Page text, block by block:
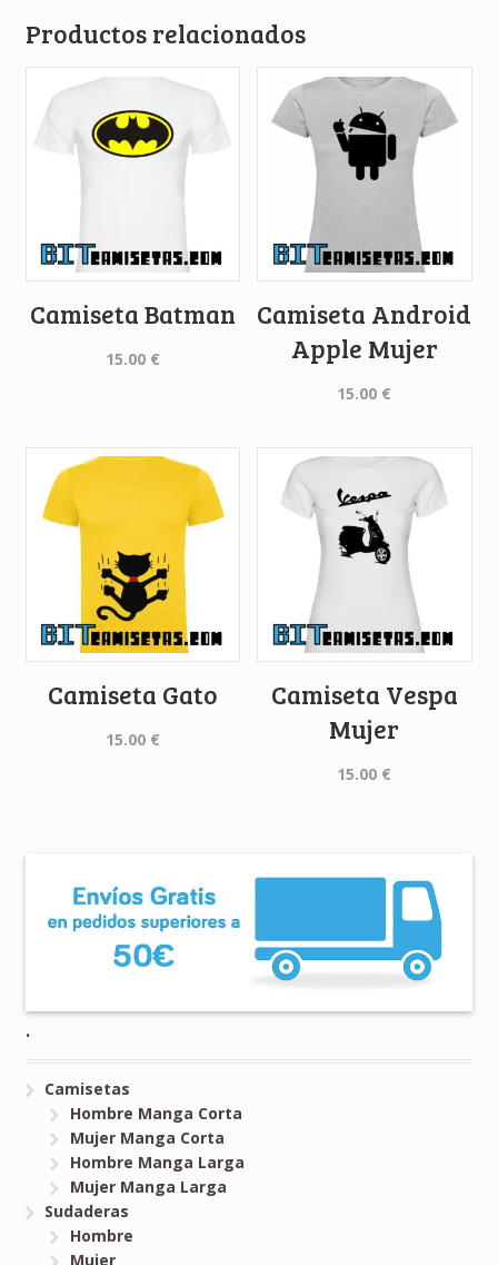
Productos relacionados
Camiseta Batman
15.00 €
Camiseta Android
Apple Mujer
15.00 €
Camiseta Gato
15.00 €
Camiseta Vespa
Mujer
15.00 €
.
Camisetas
Hombre Manga Corta
Mujer Manga Corta
Hombre Manga Larga
Mujer Manga Larga
Sudaderas
Hombre
Mujer